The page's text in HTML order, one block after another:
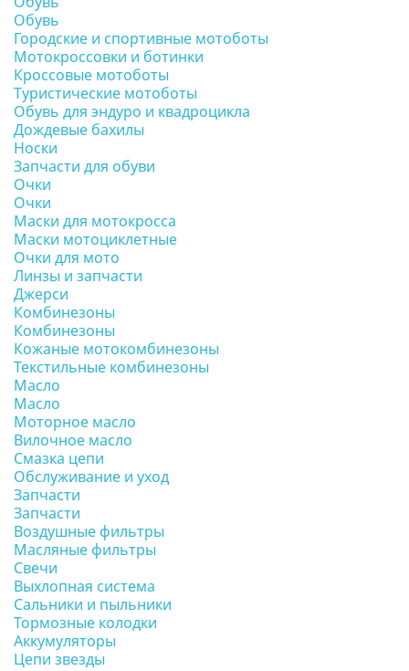
Обувь
Городские и спортивные мотоботы
Мотокроссовки и ботинки
Кроссовые мотоботы
Туристические мотоботы
Обувь для эндуро и квадроцикла
Дождевые бахилы
Носки
Запчасти для обуви
Очки
Очки
Маски для мотокросса
Маски мотоциклетные
Очки для мото
Линзы и запчасти
Джерси
Комбинезоны
Комбинезоны
Кожаные мотокомбинезоны
Текстильные комбинезоны
Масло
Масло
Моторное масло
Вилочное масло
Смазка цепи
Обслуживание и уход
Запчасти
Запчасти
Воздушные фильтры
Масляные фильтры
Свечи
Выхлопная система
Сальники и пыльники
Тормозные колодки
Аккумуляторы
Цепи звезды